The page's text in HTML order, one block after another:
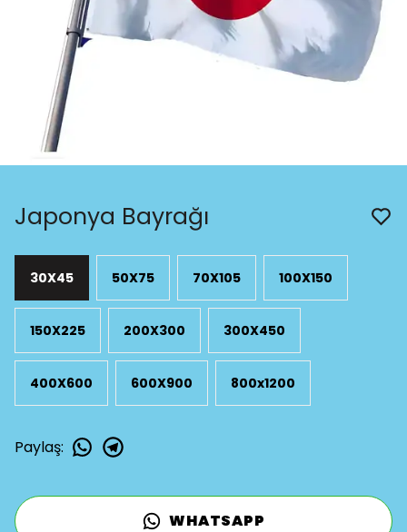
Japonya Bayrağı
30X45 50X75 70X105 100X150
150X225 200X300 300X450
400X600 600X900 800x1200
Paylaş:
WHATSAPP